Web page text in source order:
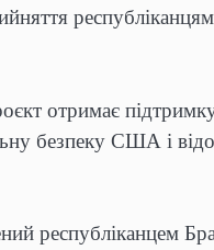
отримає
безпеку США і
республіканцем